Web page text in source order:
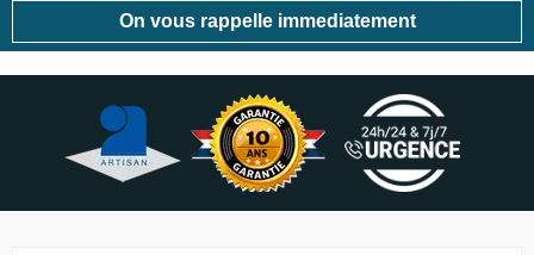
On vous rappelle immediatement